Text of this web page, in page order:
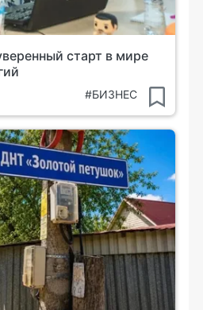
старт в мире
#БИЗНЕС